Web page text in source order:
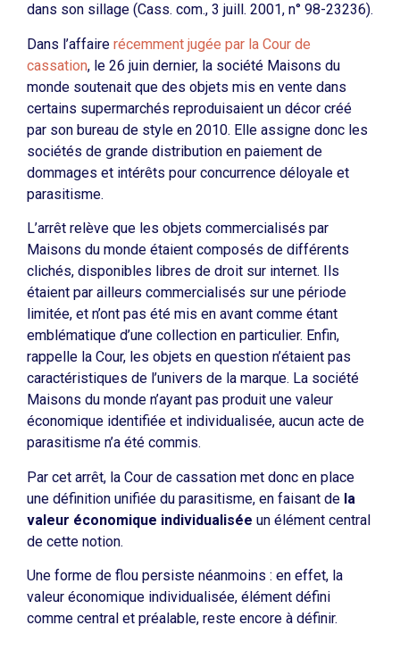
dans son sillage (Cass. com., 3 juill. 2001, n° 98-23236).
Dans l’affaire récemment jugée par la Cour de
cassation, le 26 juin dernier, la société Maisons du
monde soutenait que des objets mis en vente dans
certains supermarchés reproduisaient un décor créé
par son bureau de style en 2010. Elle assigne donc les
sociétés de grande distribution en paiement de
dommages et intérêts pour concurrence déloyale et
parasitisme.
L’arrêt relève que les objets commercialisés par
Maisons du monde étaient composés de différents
clichés, disponibles libres de droit sur internet. Ils
étaient par ailleurs commercialisés sur une période
limitée, et n’ont pas été mis en avant comme étant
emblématique d’une collection en particulier. Enfin,
rappelle la Cour, les objets en question n’étaient pas
caractéristiques de l’univers de la marque. La société
Maisons du monde n’ayant pas produit une valeur
économique identifiée et individualisée, aucun acte de
parasitisme n’a été commis.
Par cet arrêt, la Cour de cassation met donc en place
une définition unifiée du parasitisme, en faisant de la
valeur économique individualisée un élément central
de cette notion.
Une forme de flou persiste néanmoins : en effet, la
valeur économique individualisée, élément défini
comme central et préalable, reste encore à définir.